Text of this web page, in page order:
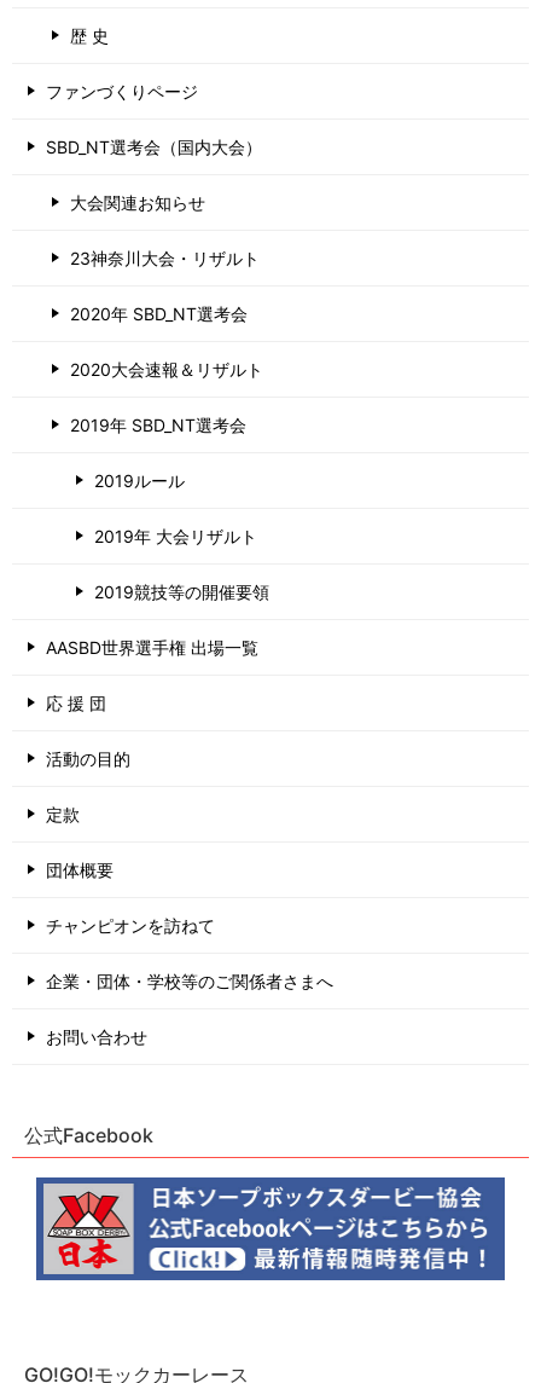
歴 史
ファンづくりページ
SBD_NT選考会（国内大会）
大会関連お知らせ
23神奈川大会・リザルト
2020年 SBD_NT選考会
2020大会速報＆リザルト
2019年 SBD_NT選考会
2019ルール
2019年 大会リザルト
2019競技等の開催要領
AASBD世界選手権 出場一覧
応 援 団
活動の目的
定款
団体概要
チャンピオンを訪ねて
企業・団体・学校等のご関係者さまへ
お問い合わせ
公式Facebook
GO!GO!モックカーレース